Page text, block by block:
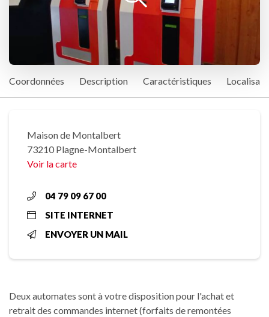
Coordonnées Description Caractéristiques
Maison de Montalbert
73210 Plagne-Montalbert
Voir la carte
04 79 09 67 00
SITE INTERNET
ENVOYER UN MAIL
Deux automates sont à votre disposition pour l'achat et
retrait des commandes internet (forfaits de remontées